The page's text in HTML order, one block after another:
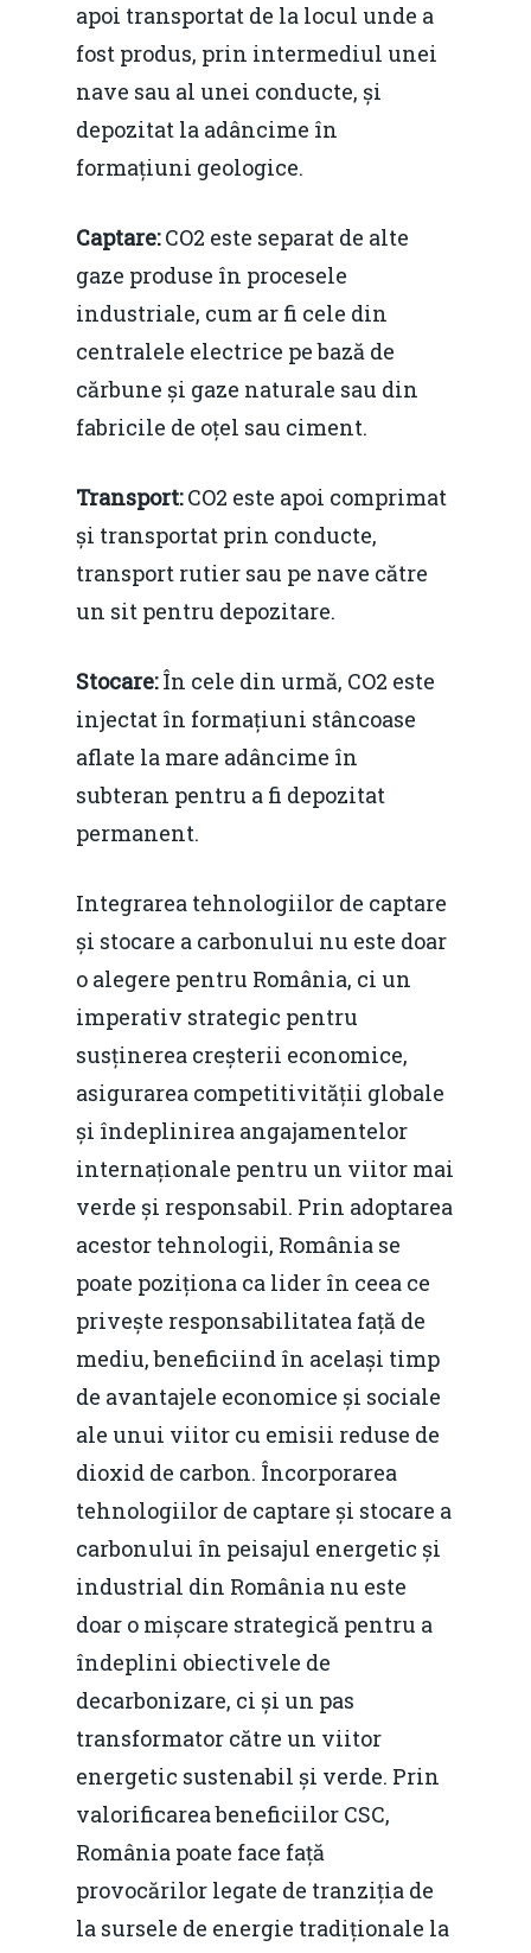
apoi transportat de la locul unde a
fost produs, prin intermediul unei
nave sau al unei conducte, și
depozitat la adâncime în
formațiuni geologice.
Captare:CO2 este separat de alte
gaze produse în procesele
industriale, cum ar fi cele din
centralele electrice pe bază de
cărbune și gaze naturale sau din
fabricile de oțel sau ciment.
Transport:CO2 este apoi comprimat
și transportat prin conducte,
transport rutier sau pe nave către
un sit pentru depozitare.
Stocare:În cele din urmă, CO2 este
injectat în formațiuni stâncoase
aflate la mare adâncime în
subteran pentru a fi depozitat
permanent.
Integrarea tehnologiilor de captare
și stocare a carbonului nu este doar
o alegere pentru România, ci un
imperativ strategic pentru
susținerea creșterii economice,
asigurarea competitivității globale
și îndeplinirea angajamentelor
internaționale pentru un viitor mai
verde și responsabil. Prin adoptarea
acestor tehnologii, România se
poate poziționa ca lider în ceea ce
privește responsabilitatea față de
mediu, beneficiind în același timp
de avantajele economice și sociale
ale unui viitor cu emisii reduse de
dioxid de carbon. Încorporarea
tehnologiilor de captare și stocare a
carbonului în peisajul energetic și
industrial din România nu este
doar o mișcare strategică pentru a
îndeplini obiectivele de
decarbonizare, ci și un pas
transformator către un viitor
energetic sustenabil și verde. Prin
valorificarea beneficiilor CSC,
România poate face față
provocărilor legate de tranziția de
la sursele de energie tradiționale la